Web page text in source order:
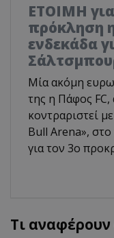
ΕΤΟΙΜΗ
πρόκληση
ενδεκάδα
Μία ακόμη
της η Πάφος
κοντραριστεί
Bull Arena»,
για τον 3ο
Τι αναφέρουν